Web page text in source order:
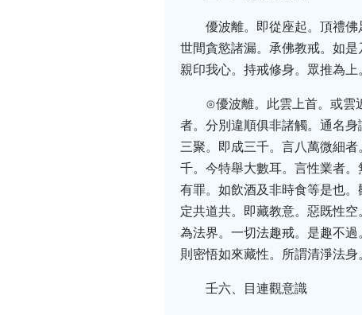
優波離。即從座起。頂禮
世間貪慾諸漏。承佛教戒。如
親印我心。持戒修身。眾推為
⊙優波離。此雲上首。或雲
者。分別違順俱非諸觸。通名
三聚。即成三千。言八萬微細
千。今特舉大數耳。言性業者
有罪。如飲酒及非時食等是也
定共道共。即藏教意。惡既性
為法界。一切法趣戒。是趣不
則密悟如來藏性。所謂清淨法身
壬六、目連觀意識